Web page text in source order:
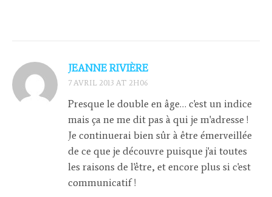
JEANNE RIVIÈRE
7 AVRIL 2013 AT 2H06
Presque le double en âge… c'est un indice
mais ça ne me dit pas à qui je m'adresse !
Je continuerai bien sûr à être émerveillée
de ce que je découvre puisque j'ai toutes
les raisons de l'être, et encore plus si c'est
communicatif !